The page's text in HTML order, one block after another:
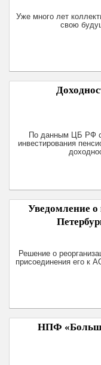
Уже много лет
свою
По данным ЦБ РФ
инвестирования
Уведомление
Решение о
присоединения его
НПФ